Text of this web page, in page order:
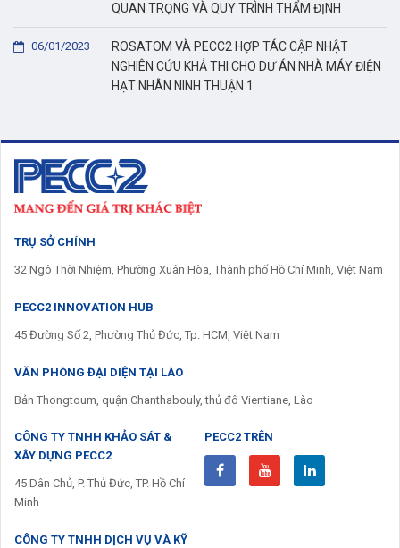
QUAN TRỌNG VÀ QUY TRÌNH THẨM ĐỊNH
ROSATOM VÀ PECC2 HỢP TÁC CẬP NHẬT
NGHIÊN CỨU KHẢ THI CHO DỰ ÁN NHÀ MÁY ĐIỆN
HẠT NHÂN NINH THUẬN 1
06/01/2023
TRỤ SỞ CHÍNH
32 Ngô Thời Nhiệm, Phường Xuân Hòa, Thành phố Hồ Chí Minh, Việt Nam
PECC2 INNOVATION HUB
45 Đường Số 2, Phường Thủ Đức, Tp. HCM, Việt Nam
VĂN PHÒNG ĐẠI DIỆN TẠI LÀO
Bản Thongtoum, quận Chanthabouly, thủ đô Vientiane, Lào
CÔNG TY TNHH KHẢO SÁT &
XÂY DỰNG PECC2
45 Dân Chủ, P. Thủ Đức, TP. Hồ Chí
Minh
CÔNG TY TNHH DỊCH VỤ VÀ KỸ
PECC2 TRÊN